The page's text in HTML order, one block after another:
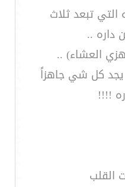
تبعد ثلاث
داره ..
العشاء) ..
يجد كل شي جاهزاً
!!!!
القلب